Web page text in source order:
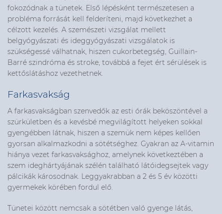
fokozódnak a tünetek. Első lépésként természetesen a
probléma forrását kell felderíteni, majd következhet a
célzott kezelés. A szemészeti vizsgálat mellett
belgyógyászati és ideggyógyászati vizsgálatok is
szükségessé válhatnak, hiszen cukorbetegség, Guillain-
Barré szindróma és stroke, továbbá a fejet ért sérülések is
kettőslátáshoz vezethetnek.
Farkasvakság
A farkasvakságban szenvedők az esti órák beköszöntével a
szürkületben és a kevésbé megvilágított helyeken sokkal
gyengébben látnak, hiszen a szemük nem képes kellően
gyorsan alkalmazkodni a sötétséghez. Gyakran az A-vitamin
hiánya vezet farkasvaksághoz, amelynek következtében a
szem ideghártyájának szélén található látóidegsejtek vagy
pálcikák károsodnak. Leggyakrabban a 2 és 5 év közötti
gyermekek körében fordul elő.
Tünetei között nemcsak a sötétben való gyenge látás,